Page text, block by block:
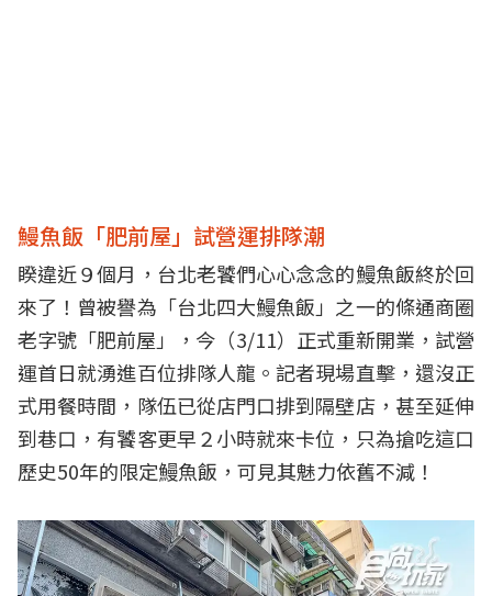
鰻魚飯「肥前屋」試營運排隊潮
睽違近９個月，台北老饕們心心念念的鰻魚飯終於回
來了！曾被譽為「台北四大鰻魚飯」之一的條通商圈
老字號「肥前屋」，今（3/11）正式重新開業，試營
運首日就湧進百位排隊人龍。記者現場直擊，還沒正
式用餐時間，隊伍已從店門口排到隔壁店，甚至延伸
到巷口，有饕客更早２小時就來卡位，只為搶吃這口
歷史50年的限定鰻魚飯，可見其魅力依舊不減！